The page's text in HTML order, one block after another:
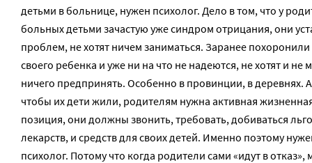
детьми в больнице, нужен психолог. Дело в том, что у
больных детьми зачастую уже синдром отрицания, они
проблем, не хотят ничем заниматься. Заранее похоронили
своего ребенка и уже ни на что не надеются, не хотят и не
ничего предпринять. Особенно в провинции, в деревнях. А
чтобы их дети жили, родителям нужна активная
позиция, они должны звонить, требовать, добиваться
лекарств, и средств для своих детей. Именно поэтому
психолог. Потому что когда родители сами «идут в отказ»,